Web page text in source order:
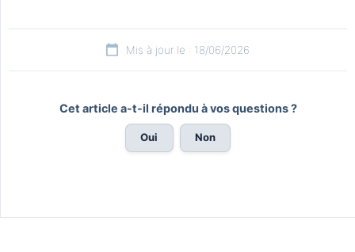
Mis à jour le : 18/06/2026
Cet article a-t-il répondu à vos questions ?
Oui Non